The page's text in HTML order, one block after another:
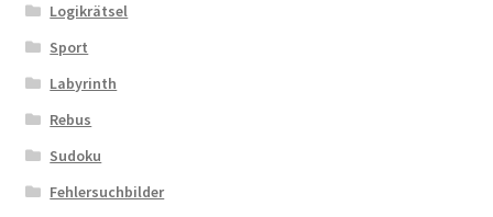
Logikrätsel
Sport
Labyrinth
Rebus
Sudoku
Fehlersuchbilder